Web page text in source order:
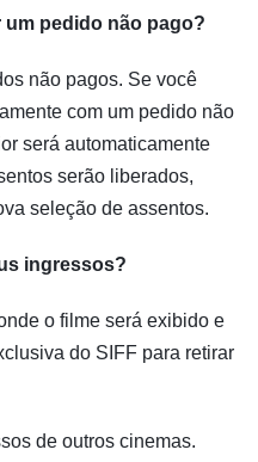
um pedido não pago?
não pagos. Se você
com um pedido não
será automaticamente
serão liberados,
seleção de assentos.
ingressos?
o filme será exibido e
do SIFF para retirar
de outros cinemas.